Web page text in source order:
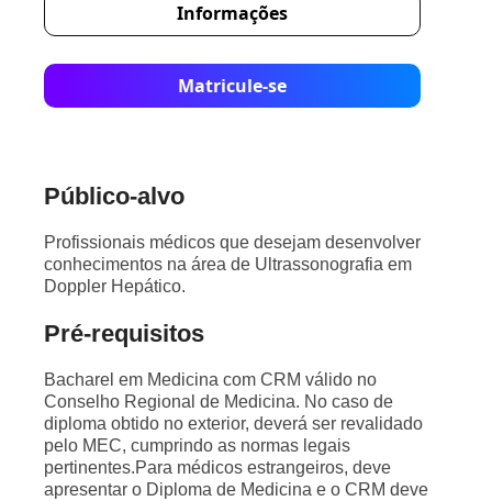
Informações
Matricule-se
Público-alvo
Profissionais médicos que desejam desenvolver
conhecimentos na área de Ultrassonografia em
Doppler Hepático.
Pré-requisitos
Bacharel em Medicina com CRM válido no
Conselho Regional de Medicina. No caso de
diploma obtido no exterior, deverá ser revalidado
pelo MEC, cumprindo as normas legais
pertinentes.Para médicos estrangeiros, deve
apresentar o Diploma de Medicina e o CRM deve